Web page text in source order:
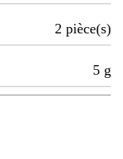
2 pièce(s)
5 g